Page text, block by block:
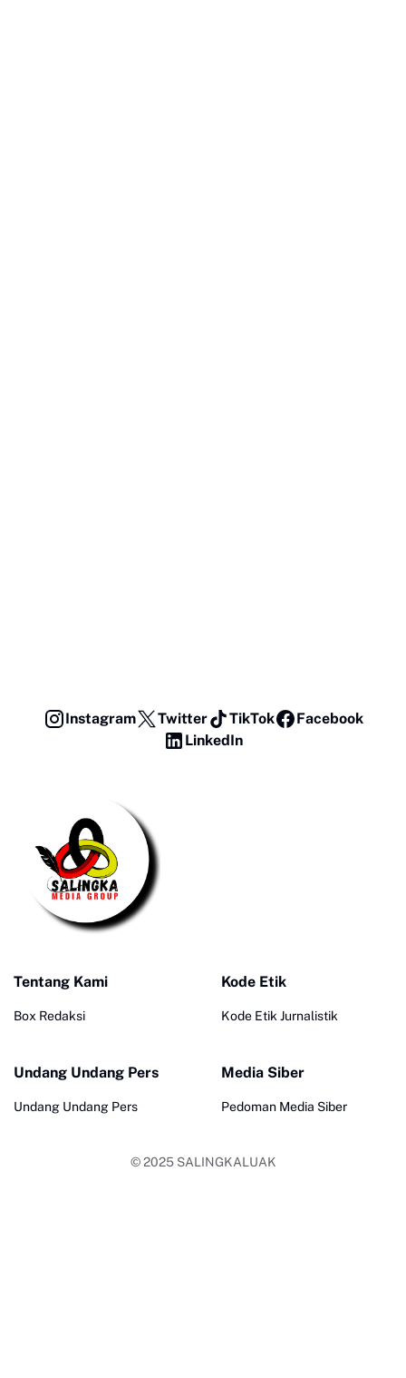
Instagram Twitter TikTok
Facebook
LinkedIn
Tentang Kami
Box Redaksi
Kode Etik
Kode Etik Jurnalistik
Undang Undang Pers
Undang Undang Pers
Media Siber
Pedoman Media Siber
© 2025 SALINGKALUAK